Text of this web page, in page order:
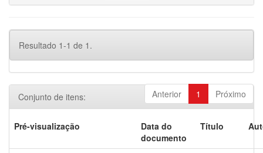
Resultado 1-1 de 1.
Anterior 1 Próximo
Conjunto de itens:
Pré-visualização
Data do
documento
Título